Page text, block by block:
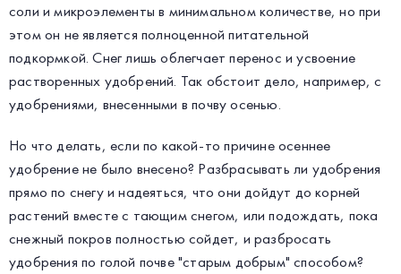
соли и микроэлементы в минимальном количестве, но при
этом он не является полноценной питательной
подкормкой. Снег лишь облегчает перенос и усвоение
растворенных удобрений. Так обстоит дело, например, с
удобрениями, внесенными в почву осенью.
Но что делать, если по какой-то причине осеннее
удобрение не было внесено? Разбрасывать ли удобрения
прямо по снегу и надеяться, что они дойдут до корней
растений вместе с тающим снегом, или подождать, пока
снежный покров полностью сойдет, и разбросать
удобрения по голой почве "старым добрым" способом?